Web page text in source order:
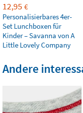
12,95 €
Personalisierbares 4er-
Set Lunchboxen für
Kinder – Savanna von A
Little Lovely Company
Andere